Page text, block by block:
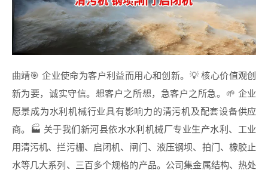
曲靖🎯 企业使命为客户利益而用心和创新。💡 核心价值观创
新为要，诚实守信。想客户之所想，急客户之所急。🌱 企业
愿景成为水利机械行业具有影响力的清污机及配套设备供应
商。🏭 关于我们新河县依水水利机械厂专业生产水利、工业
用清污机、拦污栅、启闭机、闸门、液压钢坝、拍门、橡胶止
水等几大系列、三百多个规格的产品。公司集金属结构、热处